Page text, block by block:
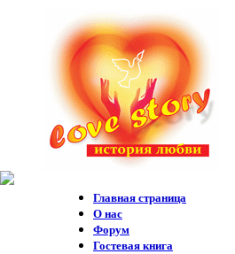
Главная страница
О нас
Форум
Гостевая книга